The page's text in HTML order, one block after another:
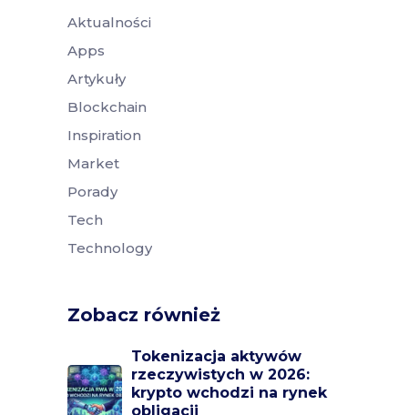
Aktualności
Apps
Artykuły
Blockchain
Inspiration
Market
Porady
Tech
Technology
Zobacz również
Tokenizacja aktywów
rzeczywistych w 2026:
krypto wchodzi na rynek
obligacji